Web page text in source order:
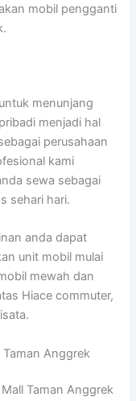
mobil pengganti
menunjang
menjadi hal
perusahaan
kami
sewa sebagai
sehari hari.
anda dapat
unit mobil mulai
mewah dan
Hiace commuter,
Taman Anggrek
Taman Anggrek